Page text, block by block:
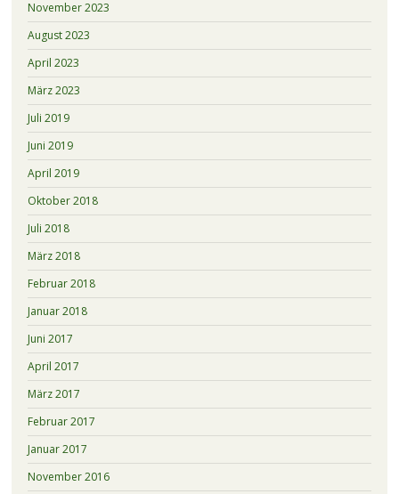
November 2023
August 2023
April 2023
März 2023
Juli 2019
Juni 2019
April 2019
Oktober 2018
Juli 2018
März 2018
Februar 2018
Januar 2018
Juni 2017
April 2017
März 2017
Februar 2017
Januar 2017
November 2016